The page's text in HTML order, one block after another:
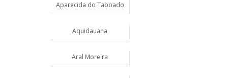
Aparecida do Taboado
Aquidauana
Aral Moreira